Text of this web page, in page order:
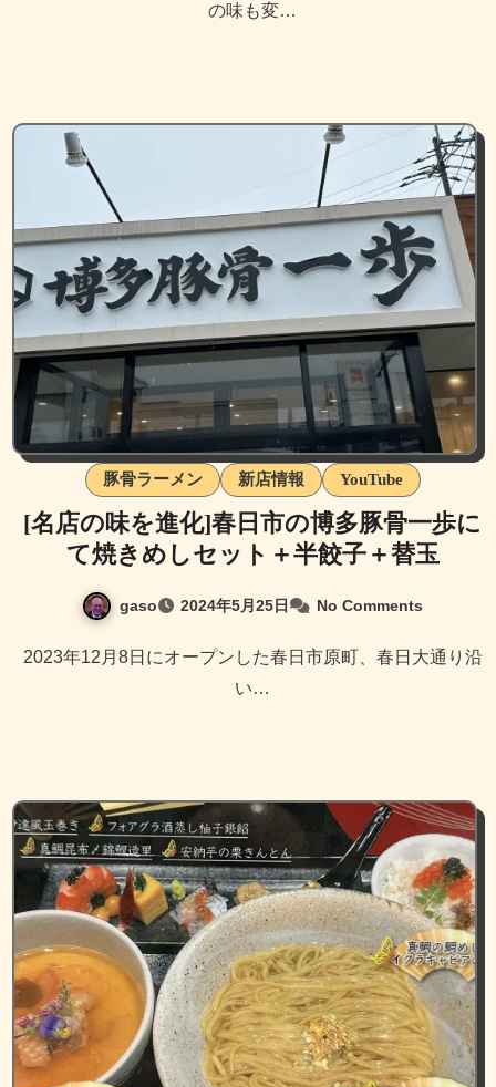
の味も変…
豚骨ラーメン 新店情報 YouTube
[名店の味を進化]春日市の博多豚骨一歩に
て焼きめしセット＋半餃子＋替玉
gaso 2024年5月25日 No Comments
2023年12月8日にオープンした春日市原町、春日大通り沿
い…